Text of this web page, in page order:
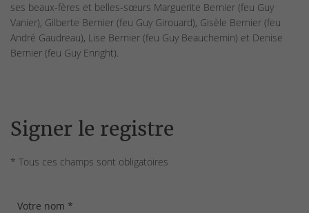
ses beaux-fères et belles-sœurs Marguerite Bernier (feu Guy
Vanier), Gilberte Bernier (feu Guy Girouard), Gisèle Bernier (feu
André Gaudreau), Lise Bernier (feu Guy Beauchemin) et Denise
Bernier (feu Guy Enright).
Signer le registre
* Tous ces champs sont obligatoires
Votre nom *